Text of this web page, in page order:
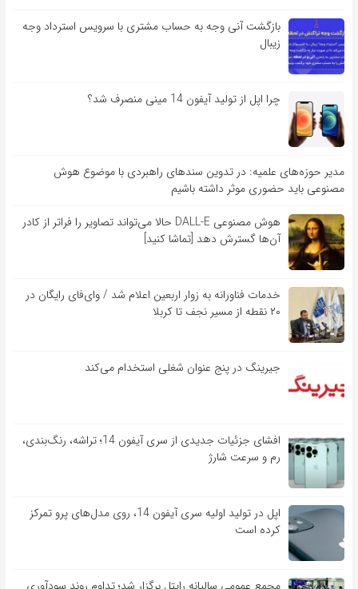
بازگشت آنی وجه به حساب مشتری با سرویس استرداد وجه
زیبال
چرا اپل از تولید آیفون 14 مینی منصرف شد؟
مدیر حوزه‌های علمیه: در تدوین سندهای راهبردی با موضوع هوش
مصنوعی باید حضوری موثر داشته باشیم
هوش مصنوعی DALL-E حالا می‌تواند تصاویر را فراتر از کادر
آن‌ها گسترش دهد [تماشا کنید]
خدمات فناورانه به زوار اربعین اعلام شد / وای‌فای رایگان در
۲۰ نقطه از مسیر نجف تا کربلا
جیرینگ در پنج عنوان شغلی استخدام می‌کند
افشای جزئیات جدیدی از سری آیفون 14؛ تراشه، رنگ‌بندی،
رم و سرعت شارژ
اپل در تولید اولیه سری آیفون 14، روی مدل‌های پرو تمرکز
کرده است
مجمع عمومی سالیانه رایتل برگزار شد؛ تداوم روند سودآوری